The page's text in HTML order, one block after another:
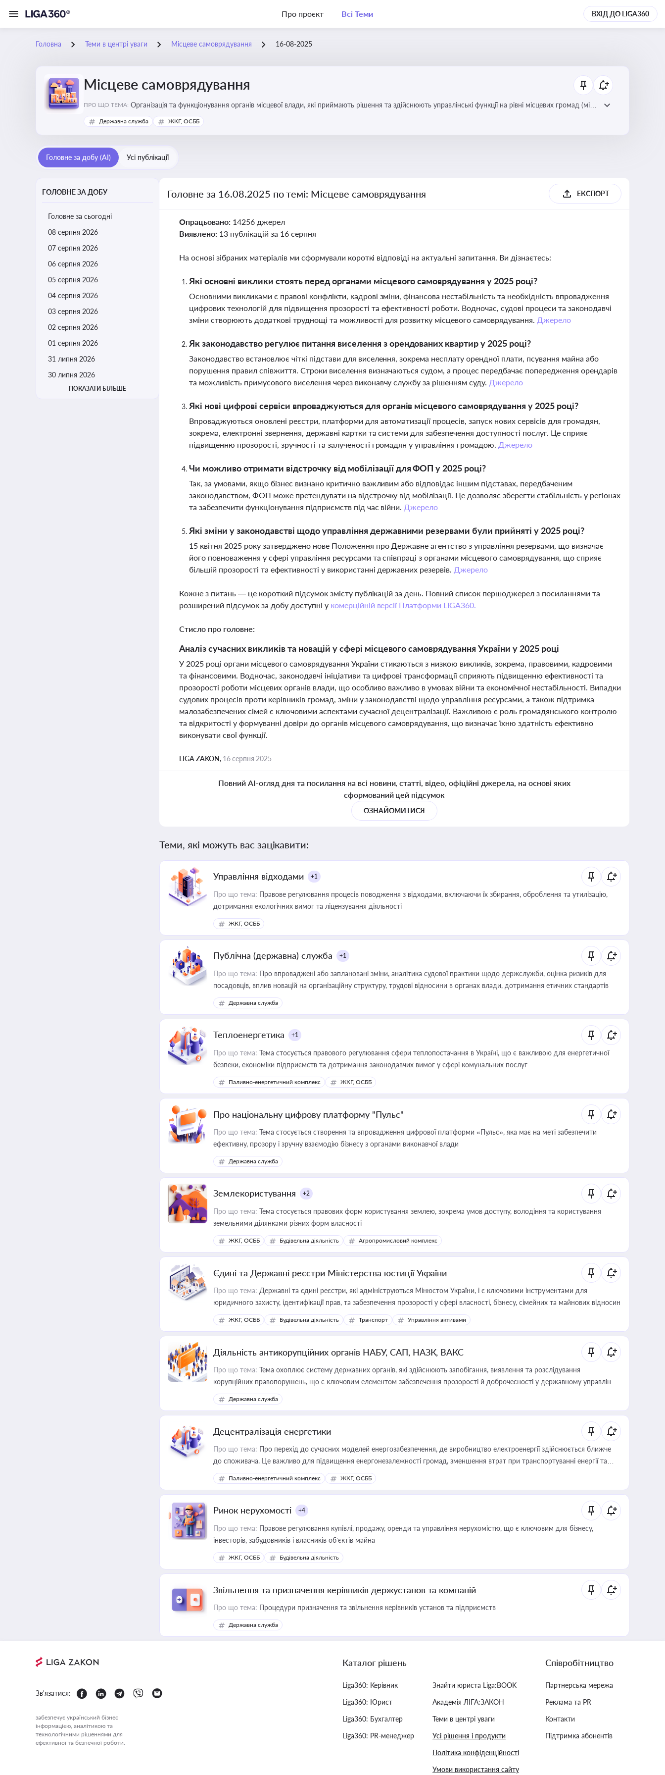
Про проєкт Всі Теми ВХІД ДО LIGA360
Головна Теми в центрі уваги Місцеве самоврядування 16-08-2025
Місцеве самоврядування
ПРО ЩО ТЕМА: Організація та функціонування органів місцевої влади, які приймають рішення та здійснюють управлінські функції на рівні місцевих громад (міст,
сіл, селищ)
Державна служба ЖКГ, ОСББ
Головне за добу (AI) Усі публікації
ГОЛОВНЕ ЗА ДОБУ
Головне за сьогодні
08 серпня 2026
07 серпня 2026
06 серпня 2026
05 серпня 2026
04 серпня 2026
03 серпня 2026
02 серпня 2026
01 серпня 2026
31 липня 2026
30 липня 2026
ПОКАЗАТИ БІЛЬШЕ
Головне за 16.08.2025 по темі: Місцеве самоврядування ЕКСПОРТ
Опрацьовано: 14256 джерел
Виявлено: 13 публікацій за 16 серпня
На основі зібраних матеріалів ми сформували короткі відповіді на актуальні запитання. Ви дізнаєтесь:
Які основні виклики стоять перед органами місцевого самоврядування у 2025 році?
Основними викликами є правові конфлікти, кадрові зміни, фінансова нестабільність та необхідність впровадження
цифрових технологій для підвищення прозорості та ефективності роботи. Водночас, судові процеси та законодавчі
зміни створюють додаткові труднощі та можливості для розвитку місцевого самоврядування. Джерело
Як законодавство регулює питання виселення з орендованих квартир у 2025 році?
Законодавство встановлює чіткі підстави для виселення, зокрема несплату орендної плати, псування майна або
порушення правил співжиття. Строки виселення визначаються судом, а процес передбачає попередження орендарів
та можливість примусового виселення через виконавчу службу за рішенням суду. Джерело
Які нові цифрові сервіси впроваджуються для органів місцевого самоврядування у 2025 році?
Впроваджуються оновлені реєстри, платформи для автоматизації процесів, запуск нових сервісів для громадян,
зокрема, електронні звернення, державні картки та системи для забезпечення доступності послуг. Це сприяє
підвищенню прозорості, зручності та залученості громадян у управління громадою. Джерело
Чи можливо отримати відстрочку від мобілізації для ФОП у 2025 році?
Так, за умовами, якщо бізнес визнано критично важливим або відповідає іншим підставах, передбаченим
законодавством, ФОП може претендувати на відстрочку від мобілізації. Це дозволяє зберегти стабільність у регіонах
та забезпечити функціонування підприємств під час війни. Джерело
Які зміни у законодавстві щодо управління державними резервами були прийняті у 2025 році?
15 квітня 2025 року затверджено нове Положення про Державне агентство з управління резервами, що визначає
його повноваження у сфері управління ресурсами та співпраці з органами місцевого самоврядування, що сприяє
більшій прозорості та ефективності у використанні державних резервів. Джерело
Кожне з питань — це короткий підсумок змісту публікацій за день. Повний список першоджерел з посиланнями та
розширений підсумок за добу доступні у комерційній версії Платформи LIGA360.
Стисло про головне:
Аналіз сучасних викликів та новацій у сфері місцевого самоврядування України у 2025 році
У 2025 році органи місцевого самоврядування України стикаються з низкою викликів, зокрема, правовими, кадровими
та фінансовими. Водночас, законодавчі ініціативи та цифрові трансформації сприяють підвищенню ефективності та
прозорості роботи місцевих органів влади, що особливо важливо в умовах війни та економічної нестабільності. Випадки
судових процесів проти керівників громад, зміни у законодавстві щодо управління ресурсами, а також підтримка
малозабезпечених сімей є ключовими аспектами сучасної децентралізації. Важливою є роль громадянського контролю
та відкритості у формуванні довіри до органів місцевого самоврядування, що визначає їхню здатність ефективно
виконувати свої функції.
LIGA ZAKON, 16 серпня 2025
Повний AI-огляд дня та посилання на всі новини, статті, відео, офіційні джерела, на основі яких
сформований цей підсумок
ОЗНАЙОМИТИСЯ
Теми, які можуть вас зацікавити:
Управління відходами +1
Про що тема: Правове регулювання процесів поводження з відходами, включаючи їх збирання, оброблення та утилізацію,
дотримання екологічних вимог та ліцензування діяльності
ЖКГ, ОСББ
Публічна (державна) служба +1
Про що тема: Про впроваджені або заплановані зміни, аналітика судової практики щодо держслужби, оцінка ризиків для
посадовців, вплив новацій на організаційну структуру, трудові відносини в органах влади, дотримання етичних стандартів
Державна служба
Теплоенергетика +1
Про що тема: Тема стосується правового регулювання сфери теплопостачання в Україні, що є важливою для енергетичної
безпеки, економіки підприємств та дотримання законодавчих вимог у сфері комунальних послуг
Паливно-енергетичний комплекс ЖКГ, ОСББ
Про національну цифрову платформу "Пульс"
Про що тема: Тема стосується створення та впровадження цифрової платформи «Пульс», яка має на меті забезпечити
ефективну, прозору і зручну взаємодію бізнесу з органами виконавчої влади
Державна служба
Землекористування +2
Про що тема: Тема стосується правових форм користування землею, зокрема умов доступу, володіння та користування
земельними ділянками різних форм власності
ЖКГ, ОСББ Будівельна діяльність Агропромисловий комплекс
Єдині та Державні реєстри Міністерства юстиції України
Про що тема: Державні та єдині реєстри, які адмініструються Мінюстом України, і є ключовими інструментами для
юридичного захисту, ідентифікації прав, та забезпечення прозорості у сфері власності, бізнесу, сімейних та майнових відносин
ЖКГ, ОСББ Будівельна діяльність Транспорт Управління активами
Діяльність антикорупційних органів НАБУ, САП, НАЗК, ВАКС
Про що тема: Тема охоплює систему державних органів, які здійснюють запобігання, виявлення та розслідування
корупційних правопорушень, що є ключовим елементом забезпечення прозорості й доброчесності у державному управлінні
та бізнесі
Державна служба
Децентралізація енергетики
Про що тема: Про перехід до сучасних моделей енергозабезпечення, де виробництво електроенергії здійснюється ближче
до споживача. Це важливо для підвищення енергонезалежності громад, зменшення втрат при транспортуванні енергії та
стимулювання розвитку відновлюваних джерел
Паливно-енергетичний комплекс ЖКГ, ОСББ
Ринок нерухомості +4
Про що тема: Правове регулювання купівлі, продажу, оренди та управління нерухомістю, що є ключовим для бізнесу,
інвесторів, забудовників і власників об’єктів майна
ЖКГ, ОСББ Будівельна діяльність
Звільнення та призначення керівників держустанов та компаній
Про що тема: Процедури призначення та звільнення керівників установ та підприємств
Державна служба
Зв'язатися:
забезпечує український бізнес
інформацією, аналітикою та
технологічними рішеннями для
ефективної та безпечної роботи.
Каталог рішень
Liga360: Керівник
Liga360: Юрист
Liga360: Бухгалтер
Liga360: PR-менеджер
Знайти юриста Liga:BOOK
Академія ЛІГА:ЗАКОН
Теми в центрі уваги
Усі рішення і продукти
Політика конфіденційності
Умови використання сайту
Співробітництво
Партнерська мережа
Реклама та PR
Контакти
Підтримка абонентів